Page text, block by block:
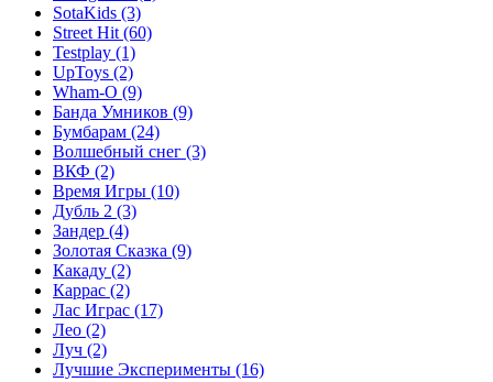
SotaKids (3)
Street Hit (60)
Testplay (1)
UpToys (2)
Wham-O (9)
Банда Умников (9)
Бумбарам (24)
Волшебный снег (3)
ВКФ (2)
Время Игры (10)
Дубль 2 (3)
Зандер (4)
Золотая Сказка (9)
Какаду (2)
Каррас (2)
Лас Играс (17)
Лео (2)
Луч (2)
Лучшие Эксперименты (16)